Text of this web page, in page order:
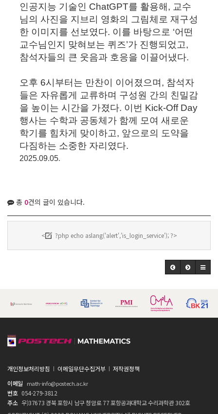
인공지능 기술인 ChatGPT를 활용해, 교수
님의 사진을 지브리 영화의 그림체로 재구성
한 이미지를 선보였다. 이를 바탕으로 ‘어떤
교수님인지 맞혀보는 퀴즈’가 진행되었고,
참석자들의 큰 웃음과 호응을 이끌어냈다.
오후 6시부터는 만찬이 이어졌으며, 참석자
들은 자유롭게 교류하며 구성원 간의 친밀감
을 높이는 시간을 가졌다. 이번 Kick-Off Day
행사는 수학과 공동체가 함께 모여 새로운
학기를 힘차게 맞이하고, 앞으로의 도약을
다짐하는 소중한 자리였다.
2025.09.05.
총 0건의 글이 있습니다.
< ?php echo aslang('alert','is_login_service'); ?>
개인정보처리방침 이메일무단수집거부
저작권정책
이메일
math-info@postech.ac.kr
번호 054-279-3812
주소 우)37673 경북 포항시 남구 청암로 77 포항공과대학교 수리과학관 302호